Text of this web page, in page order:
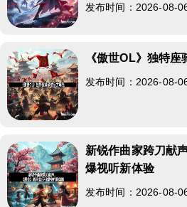
发布时间：2026-08-
《傲世OL》独特
发布时间：2026-08-
新锐作曲家跨刀献
爆视听新体验
发布时间：2026-08-